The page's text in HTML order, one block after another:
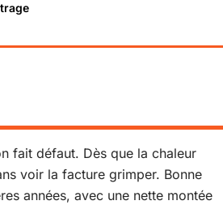
fait défaut. Dès que la chaleur
voir la facture grimper. Bonne
années, avec une nette montée